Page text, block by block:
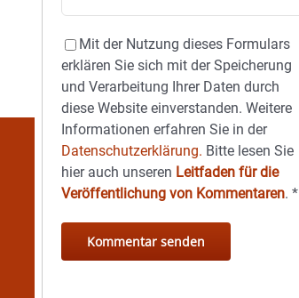
Mit der Nutzung dieses Formulars
erklären Sie sich mit der Speicherung
und Verarbeitung Ihrer Daten durch
diese Website einverstanden. Weitere
Informationen erfahren Sie in der
Datenschutzerklärung. Bitte lesen Sie
hier auch unseren Leitfaden für die
Veröffentlichung von Kommentaren.*